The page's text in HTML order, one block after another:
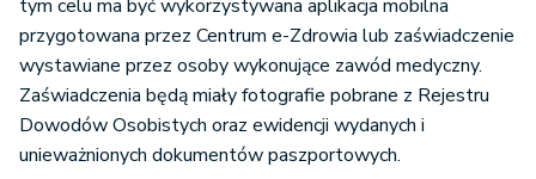
tym celu ma być wykorzystywana aplikacja mobilna
przygotowana przez Centrum e-Zdrowia lub zaświadczenie
wystawiane przez osoby wykonujące zawód medyczny.
Zaświadczenia będą miały fotografie pobrane z Rejestru
Dowodów Osobistych oraz ewidencji wydanych i
unieważnionych dokumentów paszportowych.